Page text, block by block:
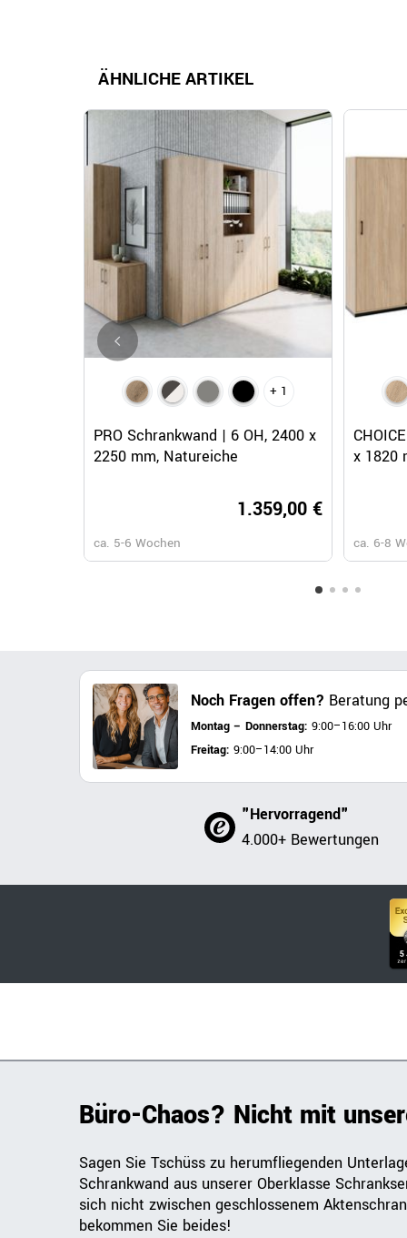
ÄHNLICHE ARTIKEL
+ 1
PRO Schrankwand | 6 OH, 2400 x
2250 mm, Natureiche
1.359,00 €
ca. 5-6 Wochen
x 1820
ca. 6-8
Noch Fragen offen? Beratung
Montag – Donnerstag: 9:00–16:00 Uhr
Freitag: 9:00–14:00 Uhr
"Hervorragend"
4.000+ Bewertungen
Büro-Chaos? Nicht mit
Sagen Sie Tschüss zu herumfliegenden
Schrankwand aus unserer Oberklasse
sich nicht zwischen geschlossenem
bekommen Sie beides!